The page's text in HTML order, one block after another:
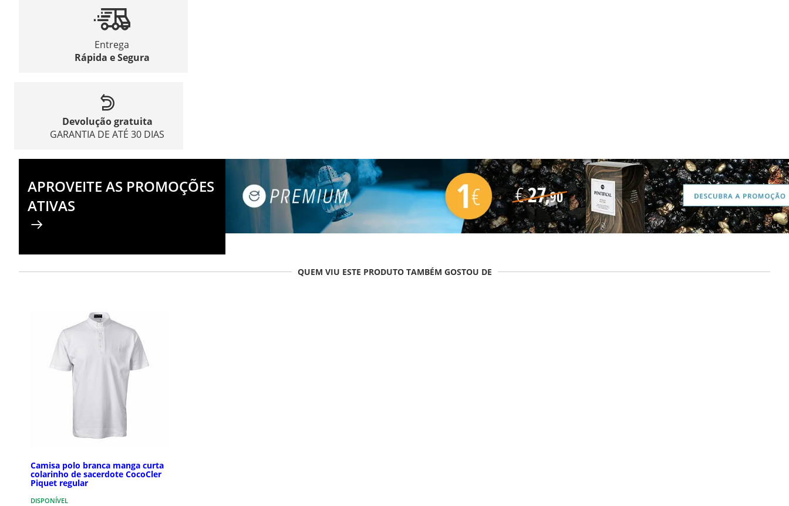
Entrega
Rápida e Segura
Devolução gratuita
GARANTIA DE ATÉ 30 DIAS
APROVEITE AS PROMOÇÕES
ATIVAS
QUEM VIU ESTE PRODUTO TAMBÉM GOSTOU DE
Camisa polo branca manga curta
colarinho de sacerdote CocoCler
Piquet regular
DISPONÍVEL